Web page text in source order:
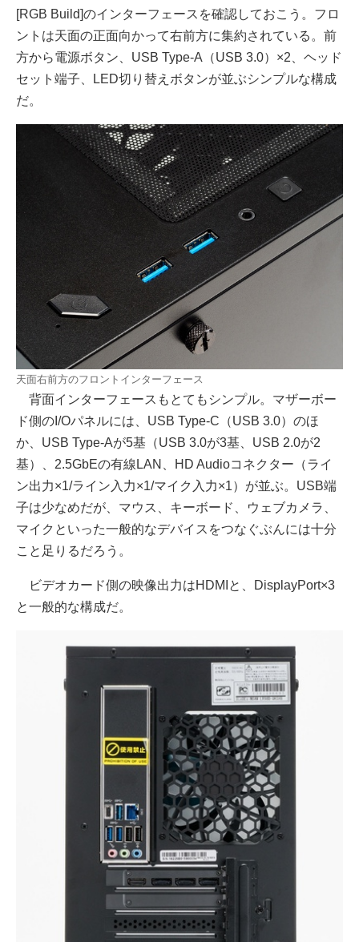
[RGB Build]のインターフェースを確認しておこう。フロ
ントは天面の正面向かって右前方に集約されている。前
方から電源ボタン、USB Type-A（USB 3.0）×2、ヘッド
セット端子、LED切り替えボタンが並ぶシンプルな構成
だ。
天面右前方のフロントインターフェース
背面インターフェースもとてもシンプル。マザーボー
ド側のI/Oパネルには、USB Type-C（USB 3.0）のほ
か、USB Type-Aが5基（USB 3.0が3基、USB 2.0が2
基）、2.5GbEの有線LAN、HD Audioコネクター（ライ
ン出力×1/ライン入力×1/マイク入力×1）が並ぶ。USB端
子は少なめだが、マウス、キーボード、ウェブカメラ、
マイクといった一般的なデバイスをつなぐぶんには十分
こと足りるだろう。
ビデオカード側の映像出力はHDMIと、DisplayPort×3
と一般的な構成だ。